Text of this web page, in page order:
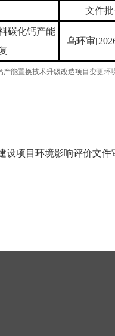
文件
碳化钙产能
乌环审[202
能置换技术升级改造项目变更环
设项目环境影响评价文